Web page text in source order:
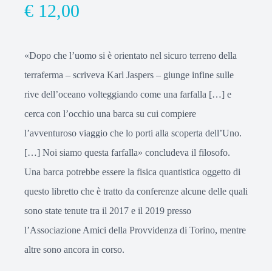
€ 12,00
«Dopo che l’uomo si è orientato nel sicuro terreno della
terraferma – scriveva Karl Jaspers – giunge infine sulle
rive dell’oceano volteggiando come una farfalla […] e
cerca con l’occhio una barca su cui compiere
l’avventuroso viaggio che lo porti alla scoperta dell’Uno.
[…] Noi siamo questa farfalla» concludeva il filosofo.
Una barca potrebbe essere la fisica quantistica oggetto di
questo libretto che è tratto da conferenze alcune delle quali
sono state tenute tra il 2017 e il 2019 presso
l’Associazione Amici della Provvidenza di Torino, mentre
altre sono ancora in corso.